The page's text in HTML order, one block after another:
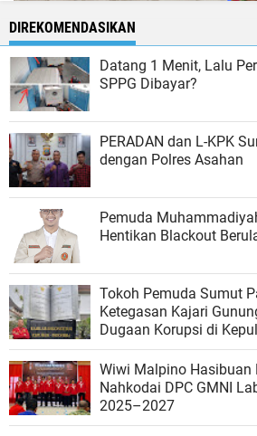
DIREKOMENDASIKAN
Datang 1 Menit, Lalu
SPPG Dibayar?
PERADAN dan L-KPK
dengan Polres Asahan
Pemuda
Hentikan Blackout
Tokoh Pemuda Sumut
Ketegasan Kajari
Dugaan Korupsi di
Wiwi Malpino Hasibuan
Nahkodai DPC GMNI
2025–2027